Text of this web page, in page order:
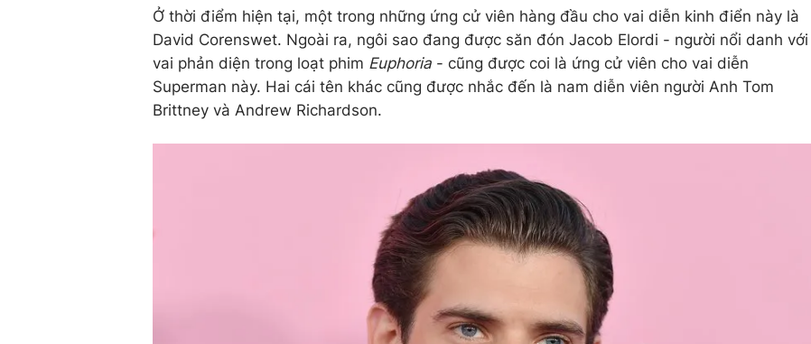
Ở thời điểm hiện tại, một trong những ứng cử viên hàng đầu cho vai diễn kinh điển này là
David Corenswet. Ngoài ra, ngôi sao đang được săn đón Jacob Elordi - người nổi danh với
vai phản diện trong loạt phim Euphoria - cũng được coi là ứng cử viên cho vai diễn
Superman này. Hai cái tên khác cũng được nhắc đến là nam diễn viên người Anh Tom
Brittney và Andrew Richardson.